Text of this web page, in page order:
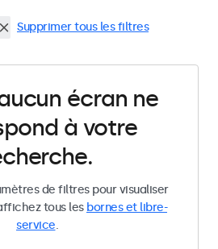
Supprimer tous les filtres
écran ne
à votre
de filtres pour visualiser
tous les bornes et libre-
service.